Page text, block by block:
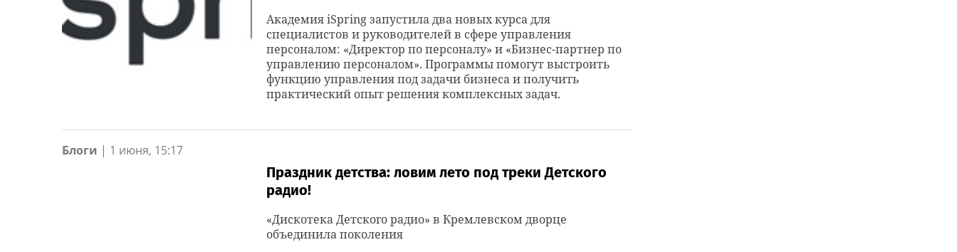
Академия iSpring запустила два новых курса для
специалистов и руководителей в сфере управления
персоналом: «Директор по персоналу» и «Бизнес-партнер по
управлению персоналом». Программы помогут выстроить
функцию управления под задачи бизнеса и получить
практический опыт решения комплексных задач.
Блоги | 1 июня, 15:17
Праздник детства: ловим лето под треки Детского
радио!
«Дискотека Детского радио» в Кремлевском дворце
объединила поколения